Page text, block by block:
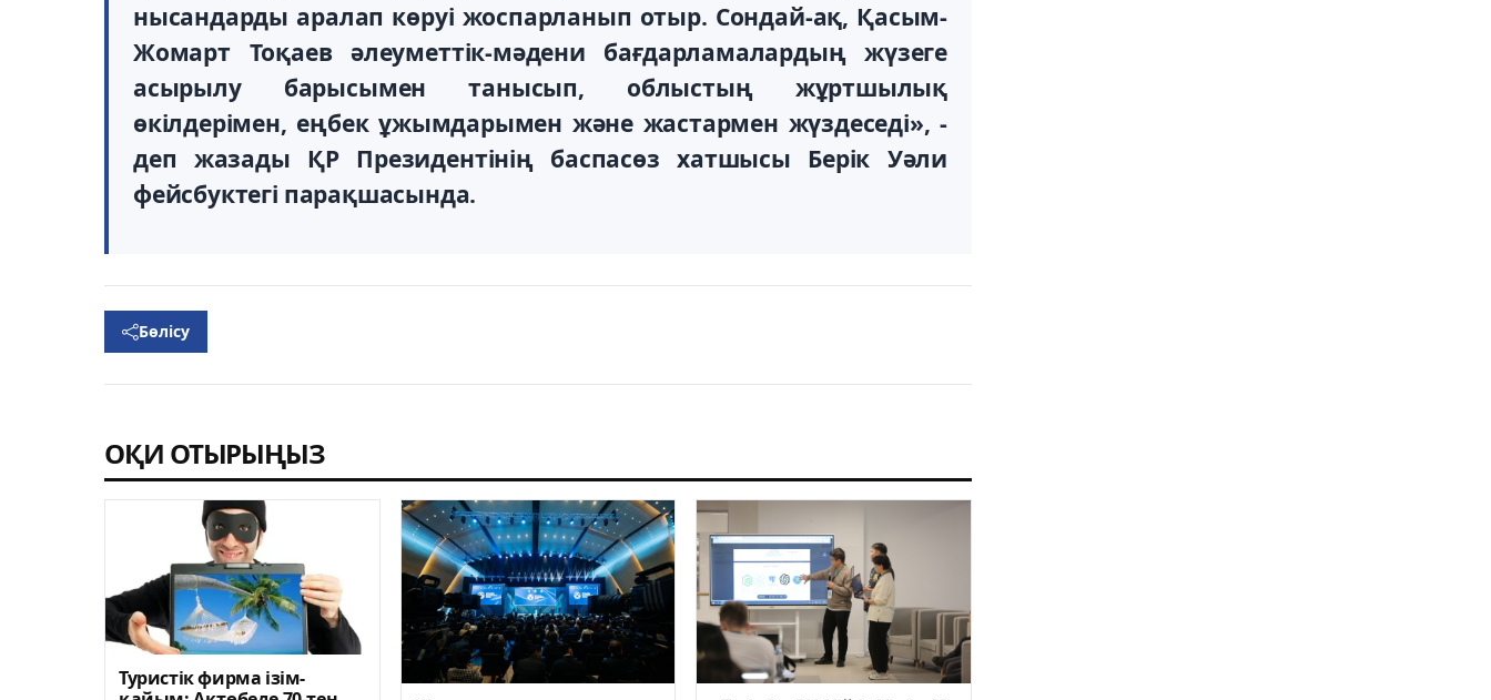
нысандарды аралап көруі жоспарланып отыр. Сондай-ақ, Қасым-
Жомарт Тоқаев әлеуметтік-мәдени бағдарламалардың жүзеге
асырылу барысымен танысып, облыстың жұртшылық
өкілдерімен, еңбек ұжымдарымен және жастармен жүздеседі», -
деп жазады ҚР Президентінің баспасөз хатшысы Берік Уәли
фейсбуктегі парақшасында.
Бөлісу
ОҚИ ОТЫРЫҢЫЗ
Туристік фирма ізім-